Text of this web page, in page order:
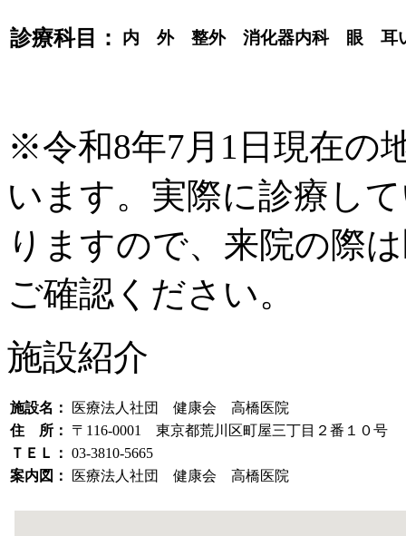
診療科目： 内 外 整外 消化器内科 眼 耳
※令和8年7月1日現在の
います。実際に診療し
りますので、来院の際
ご確認ください。
施設紹介
施設名：
医療法人社団 健康会 高橋医院
住 所：
〒116-0001 東京都荒川区町屋三丁目２番１０号
ＴＥＬ： 03-3810-5665
案内図：
医療法人社団 健康会 高橋医院